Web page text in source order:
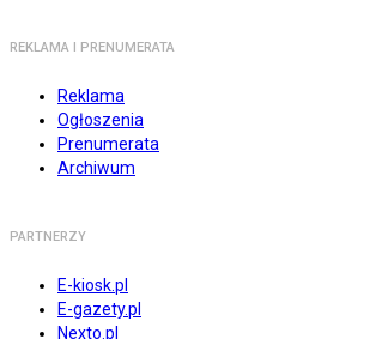
REKLAMA I PRENUMERATA
Reklama
Ogłoszenia
Prenumerata
Archiwum
PARTNERZY
E-kiosk.pl
E-gazety.pl
Nexto.pl